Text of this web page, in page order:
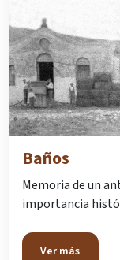
Baños
Memoria de un
importancia
Ver más